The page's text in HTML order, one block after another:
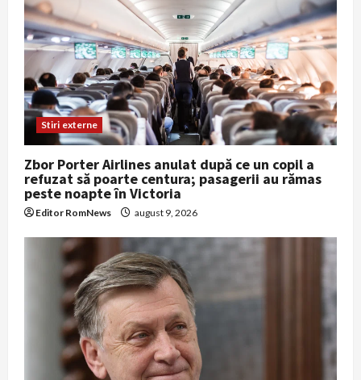
Stiri externe
Zbor Porter Airlines anulat după ce un copil a
refuzat să poarte centura; pasagerii au rămas
peste noapte în Victoria
Editor RomNews august 9, 2026